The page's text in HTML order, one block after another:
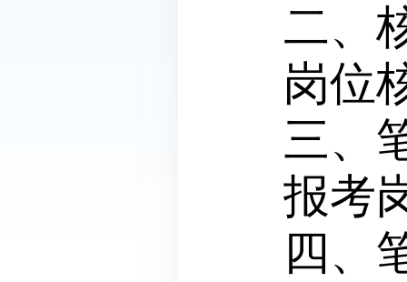
二、
岗位
三、
报考
四、